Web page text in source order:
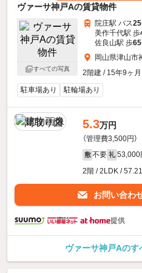
ヴァーサ神戸Aの賃貸物件
すべての写真
院庄駅 バス25
美作千代駅 歩
佐良山駅 歩65
岡山県津山市
2階建 / 15年9ヶ
駐車場あり
駐輪場あり
5.3万円
（管理費3,500円）
敷 不要 礼 53,000
2階 / 2LDK /
お問い合わ
提供
ヴァーサ神戸Aのす